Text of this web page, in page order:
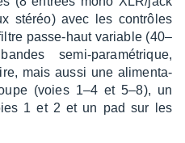
stéréo) avec les contrôles
passe-haut variable (40–
semi-para­mé­trique,
mais aussi une alimen­ta­
(voies 1–4 et 5–8), un
1 et 2 et un pad sur les